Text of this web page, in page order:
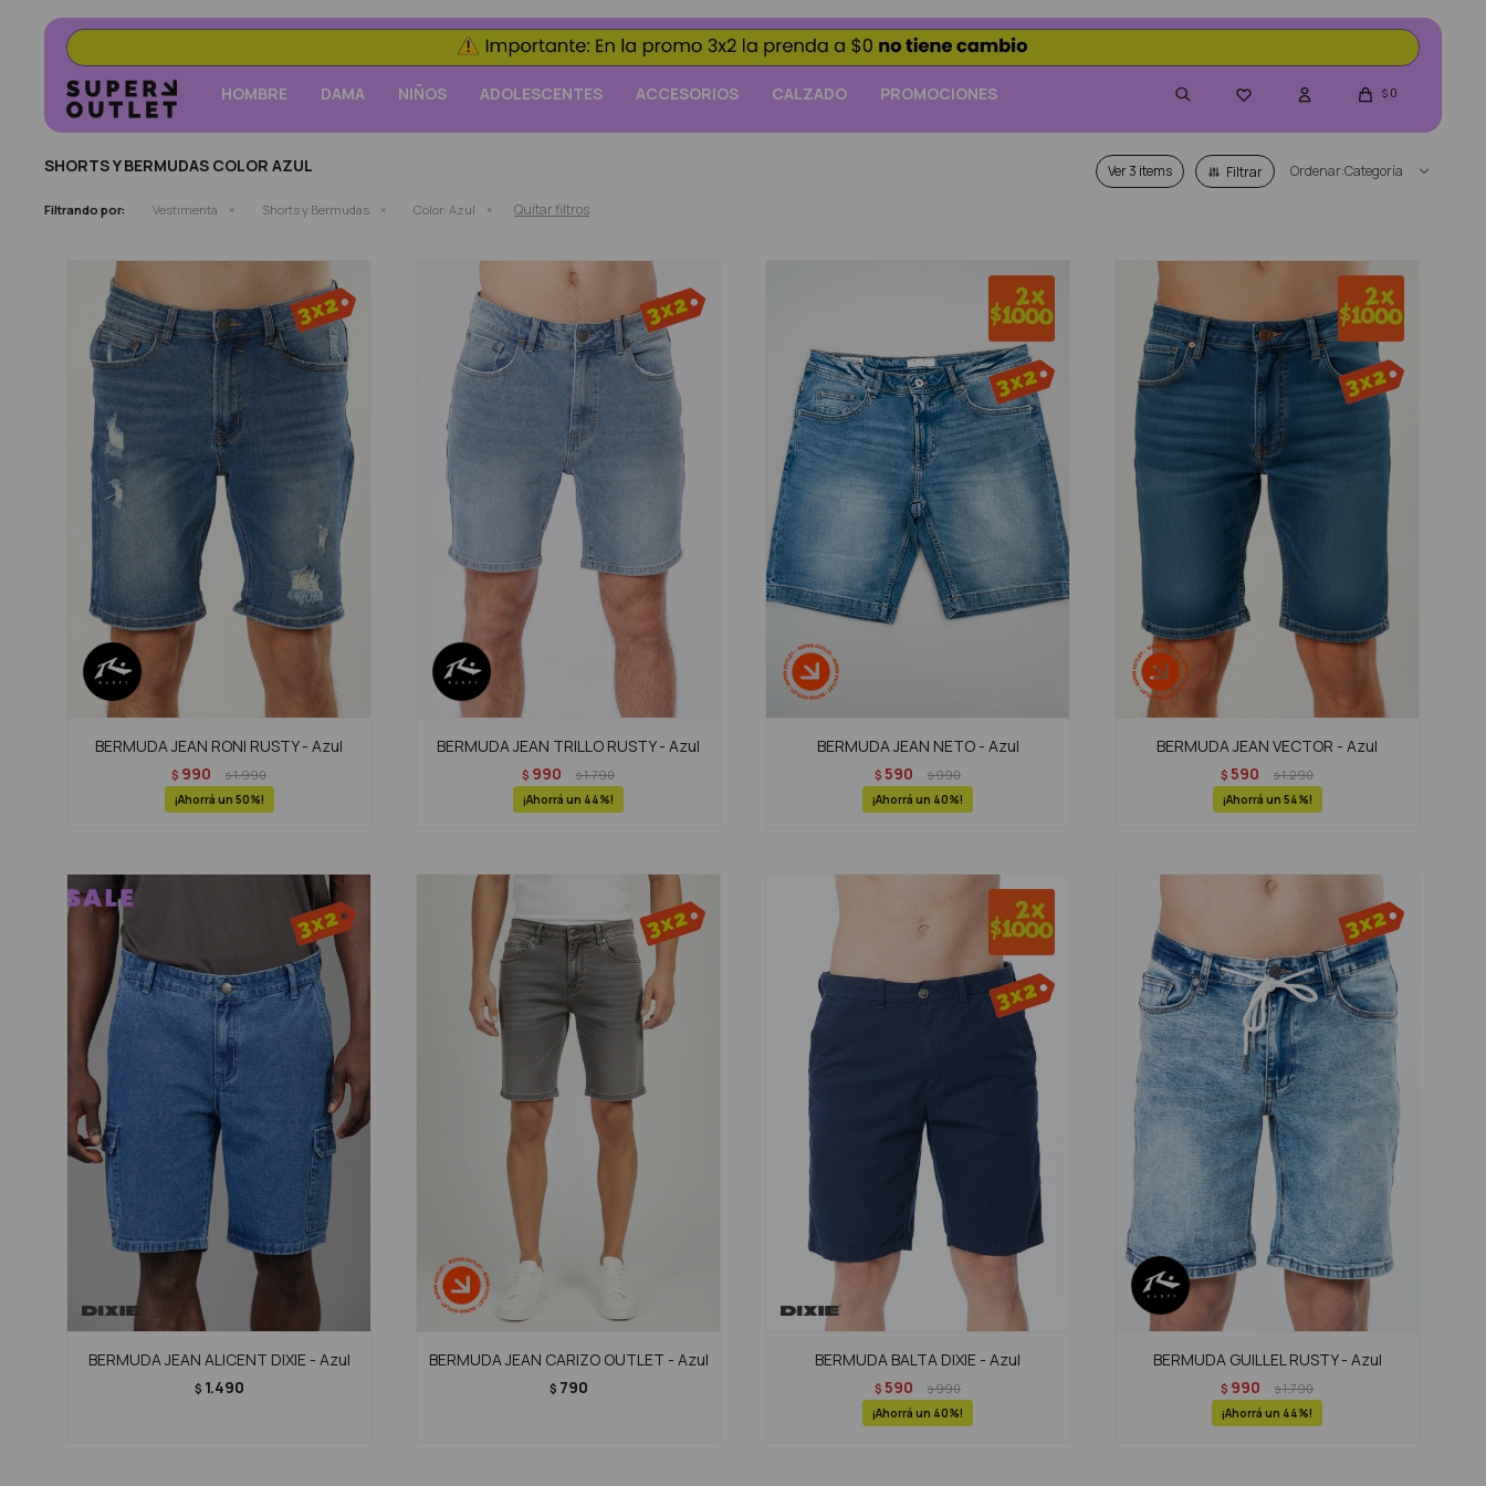
HOMBRE DAMA NIÑOS ADOLESCENTES ACCESORIOS CALZADO PROMOCIONES  $ 0
SHORTS Y BERMUDAS COLOR AZUL Ver Categoría
Filtrando por: Vestimenta Shorts y Bermudas Color: Azul Quitar filtros
BERMUDA JEAN RONI RUSTY - Azul
$ 990 $1.990
50
BERMUDA JEAN TRILLO RUSTY - Azul
$ 990 $1.790
44
BERMUDA JEAN NETO - Azul
$ 590 $990
40
BERMUDA JEAN VECTOR - Azul
$ 590 $1.290
54
BERMUDA JEAN ALICENT DIXIE - Azul
$ 1.490
BERMUDA JEAN CARIZO OUTLET - Azul
$ 790
BERMUDA BALTA DIXIE - Azul
$ 590 $990
40
BERMUDA GUILLEL RUSTY - Azul
$ 990 $1.790
44